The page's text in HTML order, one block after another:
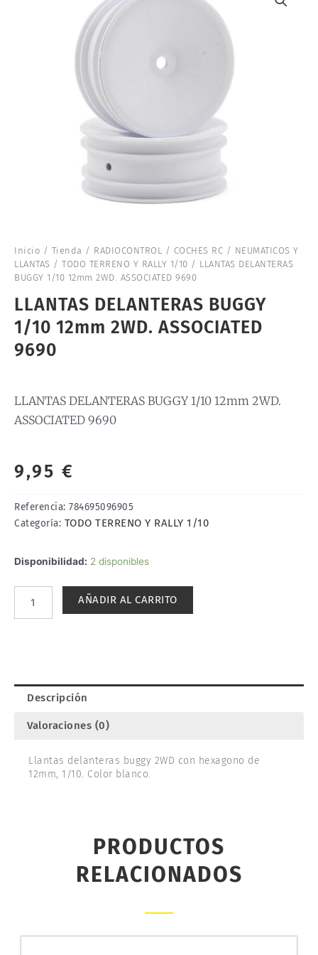
Inicio / Tienda / RADIOCONTROL / COCHES RC / NEUMATICOS Y
LLANTAS / TODO TERRENO Y RALLY 1/10 / LLANTAS DELANTERAS
BUGGY 1/10 12mm 2WD. ASSOCIATED 9690
LLANTAS DELANTERAS BUGGY
1/10 12mm 2WD. ASSOCIATED
9690
LLANTAS DELANTERAS BUGGY 1/10 12mm 2WD.
ASSOCIATED 9690
9,95 €
Referencia: 784695096905
Categoría: TODO TERRENO Y RALLY 1/10
Disponibilidad: 2 disponibles
LLANTAS
cantidad
AÑADIR AL CARRITO
Descripción
Valoraciones (0)
Llantas delanteras buggy 2WD con hexagono de
12mm, 1/10. Color blanco.
PRODUCTOS
RELACIONADOS